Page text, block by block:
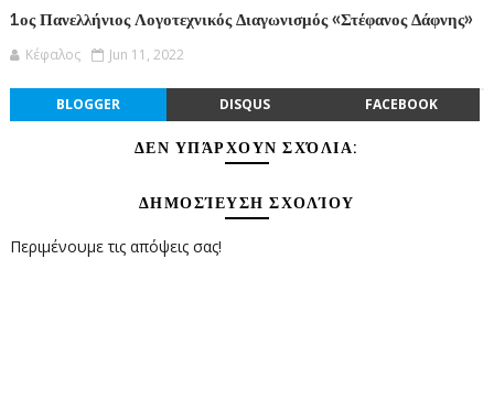
1ος Πανελλήνιος Λογοτεχνικός Διαγωνισμός «Στέφανος Δάφνης»
Κέφαλος Jun 11, 2022
BLOGGER DISQUS FACEBOOK
ΔΕΝ ΥΠΆΡΧΟΥΝ ΣΧΌΛΙΑ:
ΔΗΜΟΣΊΕΥΣΗ ΣΧΟΛΊΟΥ
Περιμένουμε τις απόψεις σας!